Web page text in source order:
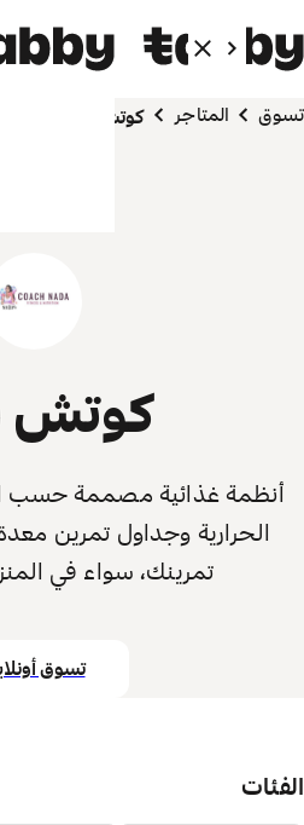
تسوق المتاجر كوتش ندي
كوتش
أنظمة غذائية مصممة حسب
الحرارية وجداول تمرين
تمرينك، سواء في
تسوق
الفئات